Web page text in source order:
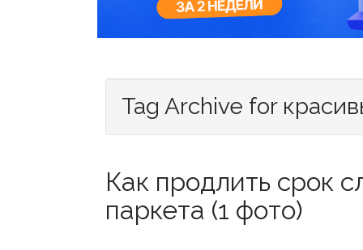
Tag Archive for
Как продлить срок
паркета (1 фото)